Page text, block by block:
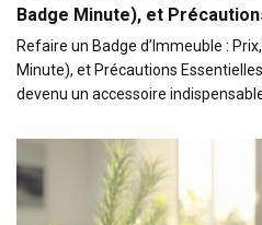
Badge Minute), et
Refaire un Badge d’Immeuble :
Minute), et Précautions
devenu un accessoire